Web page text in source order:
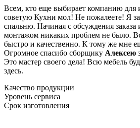
Всем, кто еще выбирает компанию для
советую Кухни мол! Не пожалеете! Я
спальню. Начиная с обсуждения заказа
монтажом никаких проблем не было.
быстро и качественно. К тому же мне
Огромное спасибо сборщику Алексею
Это мастер своего дела! Всю мебель
здесь.
Качество продукции
Уровень сервиса
Срок изготовления